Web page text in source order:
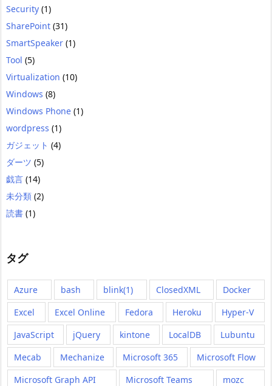
Security (1)
SharePoint (31)
SmartSpeaker (1)
Tool (5)
Virtualization (10)
Windows (8)
Windows Phone (1)
wordpress (1)
ガジェット (4)
ダーツ (5)
戯言 (14)
未分類 (2)
読書 (1)
タグ
Azure bash blink(1) ClosedXML
Docker
Excel
Excel Online Fedora Heroku
Hyper-V
JavaScript
jQuery kintone LocalDB
Lubuntu
Mecab
Mechanize Microsoft 365
Microsoft Flow
Microsoft Graph API
Microsoft Teams
mozc